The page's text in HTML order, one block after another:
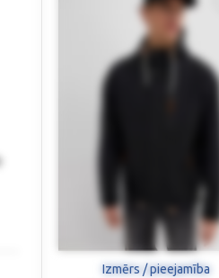
Izmērs / pieejamība